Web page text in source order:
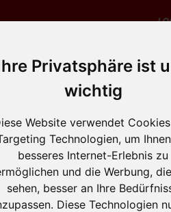
Privatsphäre ist
wichtig
Website verwendet
Technologien, um
besseres Internet-Erlebnis zu
und die Werbung,
sehen, besser an Ihre
Diese Technologien
01 / 599 92
alkoholisch
Süsswaren /
Knabbereien
haben freie und zeitnahe
BESTELLUNGauch
16:30